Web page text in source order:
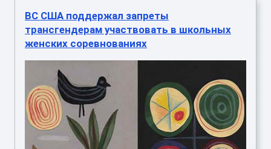
ВС США поддержал запреты
трансгендерам участвовать в школьных
женских соревнованиях